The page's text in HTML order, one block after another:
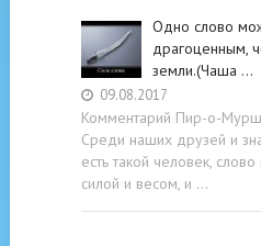
Одно слово
драгоценным,
земли.(Чаша …
09.08.2017
Комментарий Пир-о-
Среди наших друзей и
есть такой человек,
силой и весом, и …